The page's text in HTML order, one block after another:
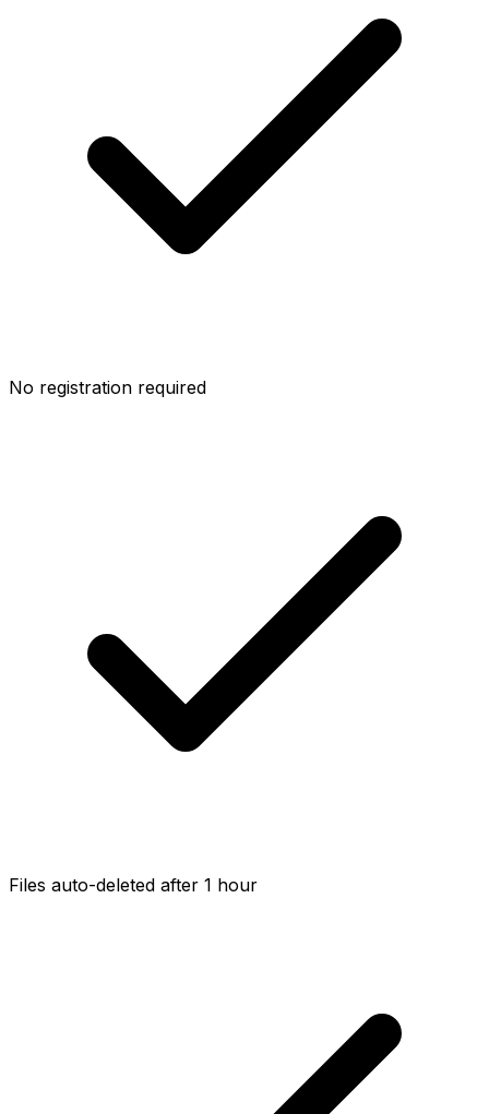
No registration required
Files auto-deleted after 1 hour